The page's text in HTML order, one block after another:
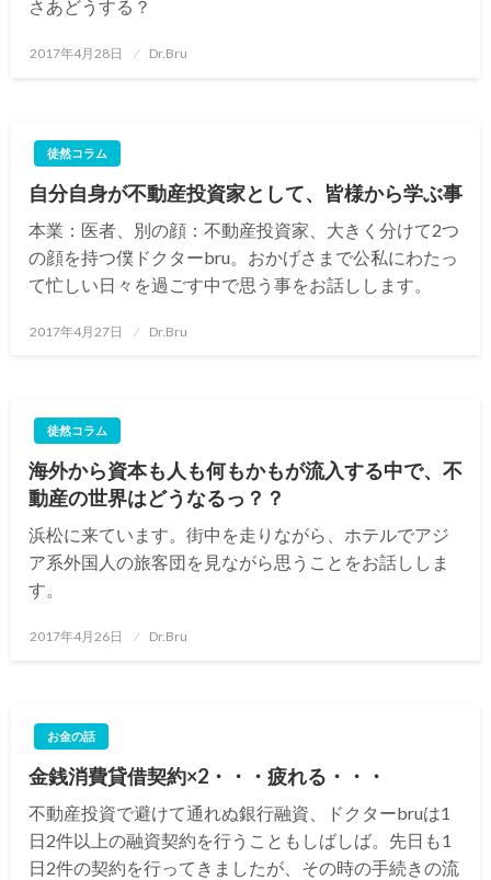
さあどうする？
投
2017年4月28日 Dr.Bru
徒然コラム
自分自身が不動産投資家として、皆様から学ぶ事
本業：医者、別の顔：不動産投資家、大きく分けて2つ
の顔を持つ僕ドクターbru。おかげさまで公私にわたっ
て忙しい日々を過ごす中で思う事をお話しします。
投
2017年4月27日 Dr.Bru
徒然コラム
海外から資本も人も何もかもが流入する中で、不
動産の世界はどうなるっ？？
浜松に来ています。街中を走りながら、ホテルでアジ
ア系外国人の旅客団を見ながら思うことをお話ししま
す。
投
2017年4月26日 Dr.Bru
お金の話
金銭消費貸借契約×2・・・疲れる・・・
不動産投資で避けて通れぬ銀行融資、ドクターbruは1
日2件以上の融資契約を行うこともしばしば。先日も1
日2件の契約を行ってきましたが、その時の手続きの流